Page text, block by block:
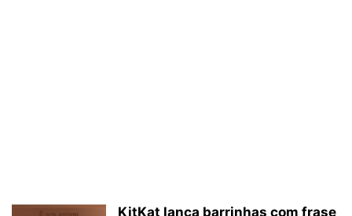
KitKat lança barrinhas com frase